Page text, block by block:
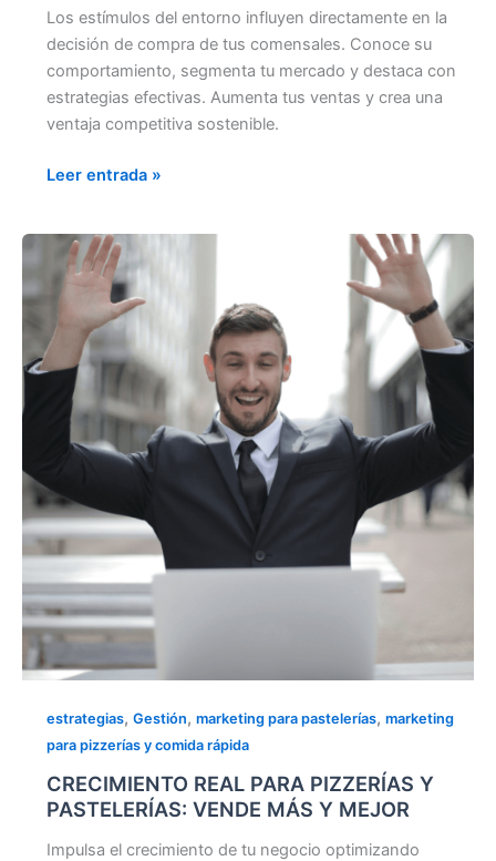
Los estímulos del entorno influyen directamente en la
decisión de compra de tus comensales. Conoce su
comportamiento, segmenta tu mercado y destaca con
estrategias efectivas. Aumenta tus ventas y crea una
ventaja competitiva sostenible.
Leer entrada »
estrategias, Gestión, marketing para pastelerías, marketing
para pizzerías y comida rápida
CRECIMIENTO REAL PARA PIZZERÍAS Y
PASTELERÍAS: VENDE MÁS Y MEJOR
Impulsa el crecimiento de tu negocio optimizando
CRECIMIENTO
REAL
PARA PIZZERÍAS Y
PASTELERÍAS: VENDE
MÁS
Y
MEJOR